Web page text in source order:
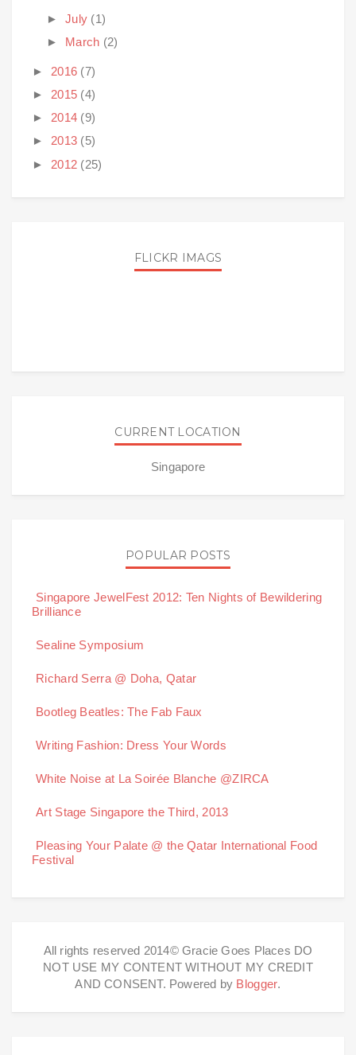
► July (1)
► March (2)
► 2016 (7)
► 2015 (4)
► 2014 (9)
► 2013 (5)
► 2012 (25)
FLICKR IMAGS
CURRENT LOCATION
Singapore
POPULAR POSTS
Singapore JewelFest 2012: Ten Nights of Bewildering
Brilliance
Sealine Symposium
Richard Serra @ Doha, Qatar
Bootleg Beatles: The Fab Faux
Writing Fashion: Dress Your Words
White Noise at La Soirée Blanche @ZIRCA
Art Stage Singapore the Third, 2013
Pleasing Your Palate @ the Qatar International Food
Festival
All rights reserved 2014© Gracie Goes Places DO
NOT USE MY CONTENT WITHOUT MY CREDIT
AND CONSENT. Powered by Blogger.